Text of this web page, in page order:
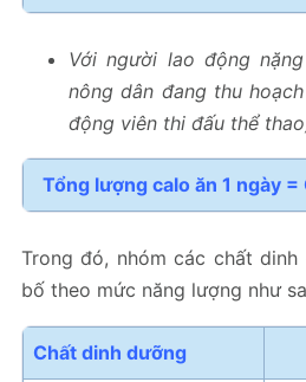
Với người lao động
nông dân đang thu
động viên thi đấu thể
Tổng lượng calo ăn 1 ngày
Trong đó, nhóm các chất
bố theo mức năng lượng như
Chất dinh dưỡng